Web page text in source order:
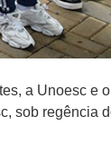
a Unoesc e
sob regência